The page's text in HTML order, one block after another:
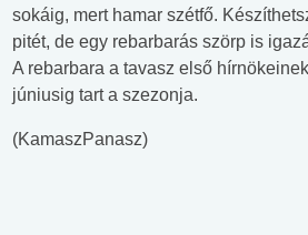
sokáig, mert hamar szétfő.
pitét, de egy rebarbarás szörp is
A rebarbara a tavasz első
júniusig tart a szezonja.
(KamaszPanasz)